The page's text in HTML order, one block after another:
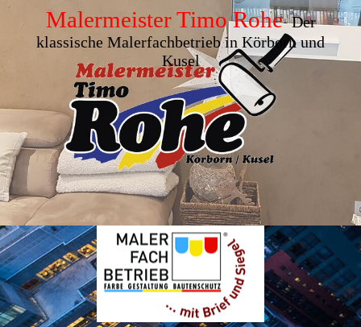
Maler­meister Timo Rohe-Der
klassische Maler­fach­betrieb in Körborn und
Kusel